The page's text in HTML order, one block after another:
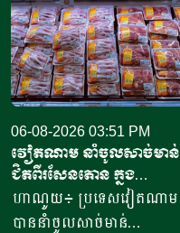
ប្រទេសនៅក្នុងតំបន់អឺរ៉ុប
ចំនួន៣៣ ​បានបរិមាណអង្ករ
ចំនួន២០៧ ១៥៧តោន គិតជា
ទឹកប្រាក់ចំនួន១៥៦,៤៥​លាន
ដុល្លារ។ ឧកញ៉ា ឡាយ ឈុនហួ
ប្រធានសហព័ន្ធស្រូវអង្ករកម្ពុជា
បានមានប្រសាសន៍ថា ការនាំ
ចេញអង្ករសម្រាប់ឆ្នាំ២០២៦នេះ
នឹងសម្រេចបានជោគជ័យតាម
ផែនការ ហើយ​មិនមានបញ្ហាអ្វី
06-08-2026 03:51 PM
វៀតណាម នាំចូលសាច់មាន់
ជិតពីរសែនតោន ក្នុង
ឆមាសទី១ ដោយភាគច្រើននាំ
ចូលពីអាម៉េរិក
ហាណូយ៖ ប្រទេសវៀតណាម
បាននាំចូលសាច់មាន់